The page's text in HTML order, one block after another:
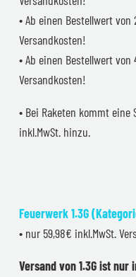
• Ab einen Bestellwert
Versandkosten!
• Ab einen Bestellwert
Versandkosten!
• Bei Raketen kommt eine
inkl.MwSt. hinzu.
Feuerwerk 1.3G
• nur 59,98€ inkl.MwSt.
Versand von 1.3G ist